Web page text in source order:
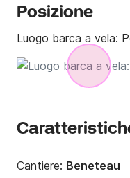
Posizione
Luogo barca a vela:
Cantiere: Beneteau